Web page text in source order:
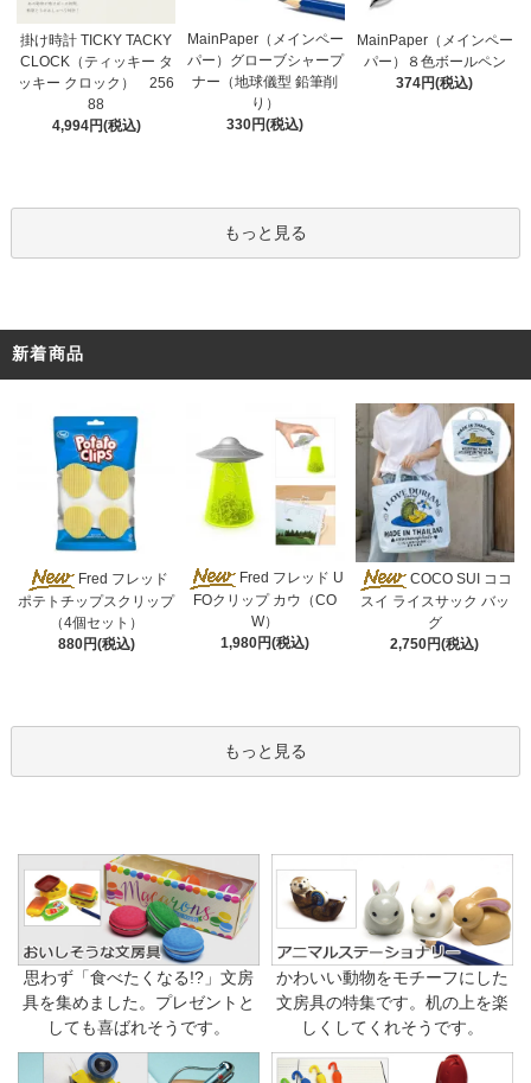
掛け時計 TICKY TACKY
CLOCK（ティッキー タ
ッキー クロック） 256
88
4,994円(税込)
MainPaper（メインペー
パー）グローブシャープ
ナー（地球儀型 鉛筆削
り）
330円(税込)
MainPaper（メインペー
パー）８色ボールペン
374円(税込)
もっと見る
新着商品
Fred フレッド
ポテトチップスクリップ
（4個セット）
880円(税込)
Fred フレッド U
FOクリップ カウ（CO
W）
1,980円(税込)
COCO SUI ココ
スイ ライスサック バッ
グ
2,750円(税込)
もっと見る
思わず「食べたくなる!?」文房
具を集めました。プレゼントと
しても喜ばれそうです。
かわいい動物をモチーフにした
文房具の特集です。机の上を楽
しくしてくれそうです。